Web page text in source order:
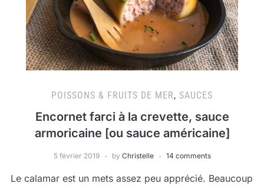
POISSONS & FRUITS DE MER, SAUCES
Encornet farci à la crevette, sauce
armoricaine [ou sauce américaine]
5 février 2019 by Christelle 14 comments
Le calamar est un mets assez peu apprécié. Beaucoup